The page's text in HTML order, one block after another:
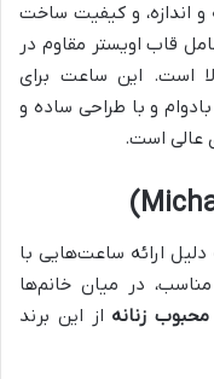
اندازه، و کیفیت ساخت
قاب اويستر مقاوم در
است. این ساعت برای
و با طراحی ساده و
عالی است.
ارائه ساعت‌هایی با
در میان خانم‌ها
زنانه از این برند